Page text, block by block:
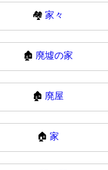
🏘 家々
🏚️ 廃墟の家
🏚 廃屋
🏠 家